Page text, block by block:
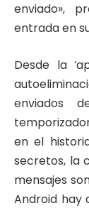
enviado»,
entrada en
Desde la
enviados
en el
secretos, la
mensajes
Android hay